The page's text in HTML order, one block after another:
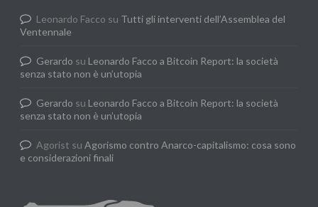
Leonardo Facco su Tutti gli interventi dell’Assemblea del
Ventennale
Gerardo su Leonardo Facco a Bitcoin Report: la società
senza stato non è un’utopia
Gerardo su Leonardo Facco a Bitcoin Report: la società
senza stato non è un’utopia
Agorist suAgorismo contro Anarco-capitalismo: cosa sono
e considerazioni finali